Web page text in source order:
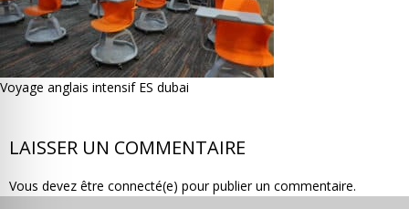
Voyage anglais intensif ES dubai
LAISSER UN COMMENTAIRE
Vous devez être connecté(e) pour publier un commentaire.